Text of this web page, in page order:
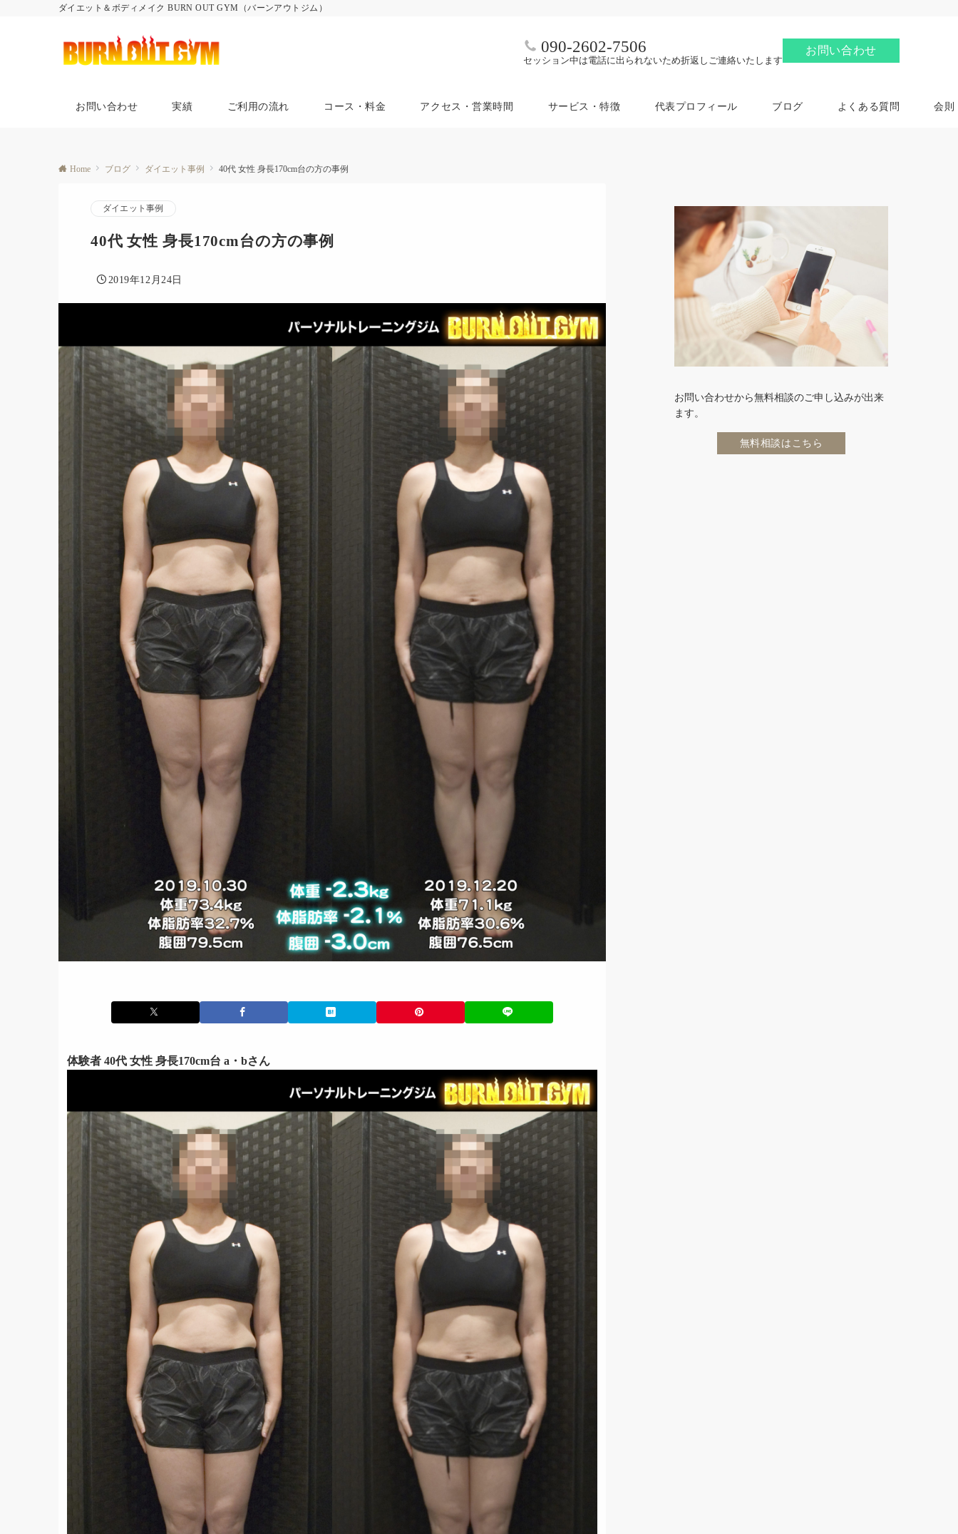
ダイエット＆ボディメイク BURN OUT GYM（バーンアウトジム）
090-2602-7506
セッション中は電話に出られないため折返しご連絡いたします
お問い合わせ
お問い合わせ 実績 ご利用の流れ コース・料金 アクセス・営業時間 サービス・特徴 代表プロフィール ブログ よくある質問 会則
Home ブログ ダイエット事例 40代 女性 身長170cm台の方の事例
ダイエット事例
40代 女性 身長170cm台の方の事例
2019年12月24日
体験者 40代 女性 身長170cm台 a・bさん
お問い合わせから無料相談のご申し込みが出来
ます。
無料相談はこちら